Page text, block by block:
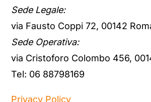
Sede Legale:
via Fausto Coppi 72, 00142
Sede Operativa:
via Cristoforo Colombo 456,
Tel: 06 88798169
Privacy Policy